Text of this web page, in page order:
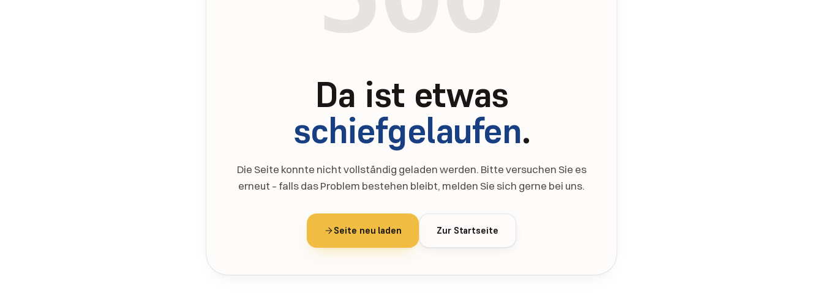
Da ist etwas
schiefgelaufen.
Die Seite konnte nicht vollständig geladen werden. Bitte versuchen Sie es
erneut – falls das Problem bestehen bleibt, melden Sie sich gerne bei uns.
Seite neu laden Zur Startseite